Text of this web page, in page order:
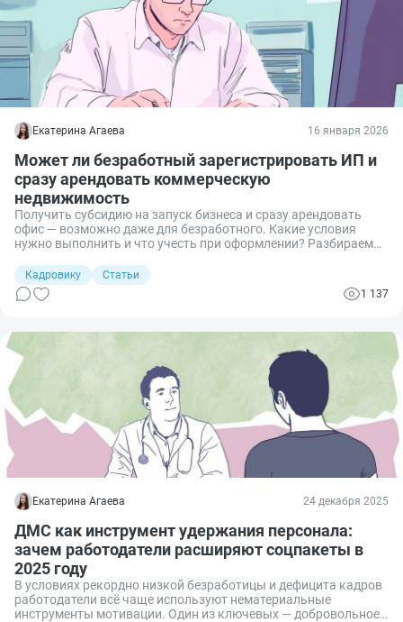
Екатерина Агаева 16 января 2026
Может ли безработный зарегистрировать ИП и
сразу арендовать коммерческую
недвижимость
Получить субсидию на запуск бизнеса и сразу арендовать
офис — возможно даже для безработного. Какие условия
нужно выполнить и что учесть при оформлении? Разбираем
Кадровику
Статьи
1 137
Екатерина Агаева 24 декабря 2025
ДМС как инструмент удержания персонала:
зачем работодатели расширяют соцпакеты в
2025 году
В условиях рекордно низкой безработицы и дефицита кадров
работодатели всё чаще используют нематериальные
инструменты мотивации. Один из ключевых — добровольное